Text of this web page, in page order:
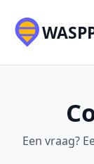
Een vraag?